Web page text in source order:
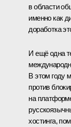
в области
именно как
доработка
И ещё одна
В этом году
против
на
хостинга,